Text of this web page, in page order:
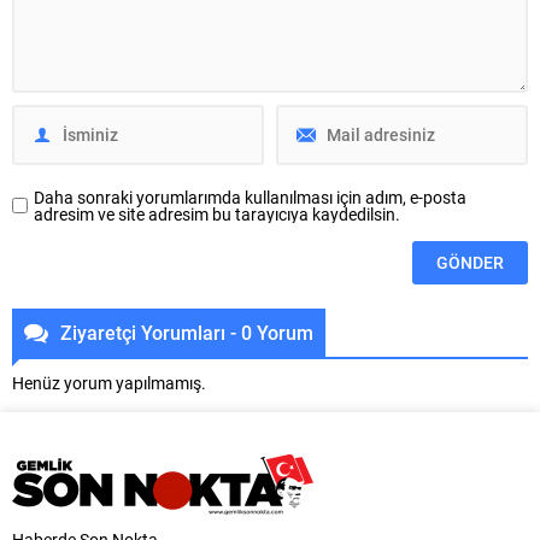
rağmen...
Gösterimleri” etkinliği, sinema
tutkunlarını bu...
Daha sonraki yorumlarımda kullanılması için adım, e-posta
adresim ve site adresim bu tarayıcıya kaydedilsin.
Ziyaretçi Yorumları - 0 Yorum
Henüz yorum yapılmamış.